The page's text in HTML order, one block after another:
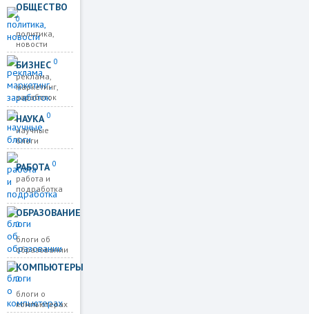
ОБЩЕСТВО
0
политика,
новости
БИЗНЕС0
реклама,
маркетинг,
заработок
НАУКА0
научные
блоги
РАБОТА0
работа и
подработка
ОБРАЗОВАНИЕ
0
блоги об
образовании
КОМПЬЮТЕРЫ
0
блоги о
компьютерах